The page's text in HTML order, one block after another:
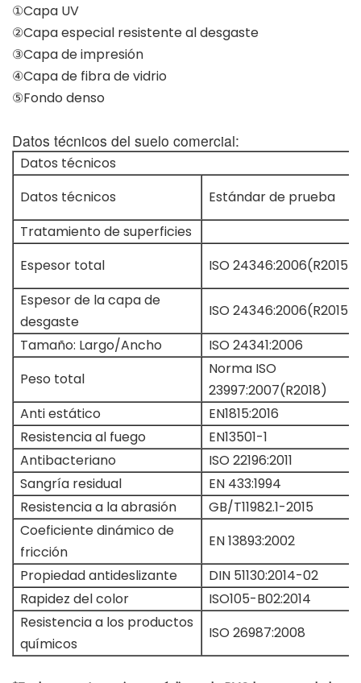
①Capa UV
②Capa especial resistente al desgaste
③Capa de impresión
④Capa de fibra de vidrio
⑤Fondo denso
Datos técnicos del suelo comercial:
Datos técnicos
Datos técnicos
Estándar de prueba
Tratamiento de superficies
Espesor total
ISO 24346:2006(R2015)
Espesor de la capa de
desgaste
ISO 24346:2006(R2015)
Tamaño: Largo/Ancho
ISO 24341:2006
Peso total
Norma ISO
23997:2007(R2018)
Anti estático
EN1815:2016
Resistencia al fuego
EN13501-1
Antibacteriano
ISO 22196:2011
Sangría residual
EN 433:1994
Resistencia a la abrasión
GB/T11982.1-2015
Coeficiente dinámico de
fricción
EN 13893:2002
Propiedad antideslizante
DIN 51130:2014-02
Rapidez del color
ISO105-B02:2014
Resistencia a los productos
químicos
ISO 26987:2008